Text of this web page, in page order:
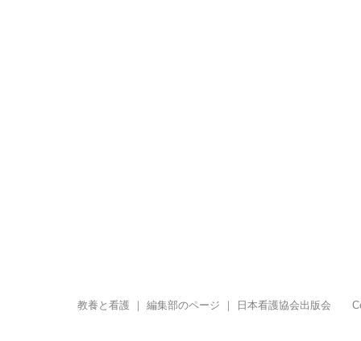
教養と看護 ｜ 編集部のページ ｜ 日本看護協会出版会